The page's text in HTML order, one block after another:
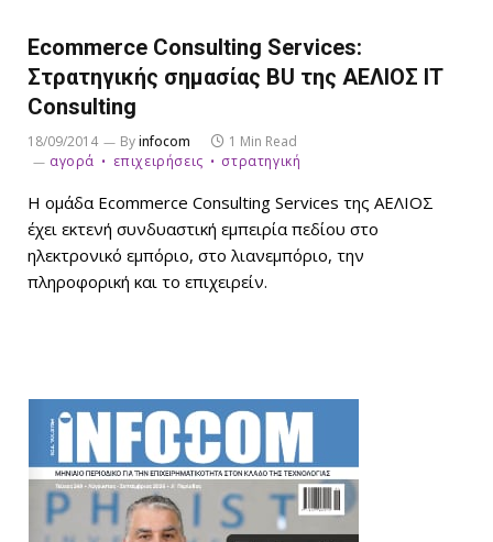
Ecommerce Consulting Services:
Στρατηγικής σημασίας BU της ΑΕΛΙΟΣ IT
Consulting
18/09/2014 Byinfocom
1 Min Read
αγορά
επιχειρήσεις στρατηγική
Η ομάδα Ecommerce Consulting Services της AΕΛΙΟΣ
έχει εκτενή συνδυαστική εμπειρία πεδίου στο
ηλεκτρονικό εμπόριο, στο λιανεμπόριο, την
πληροφορική και το επιχειρείν.